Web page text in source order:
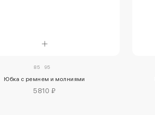
85 95
Юбка с ремнем и молниями
5810 ₽